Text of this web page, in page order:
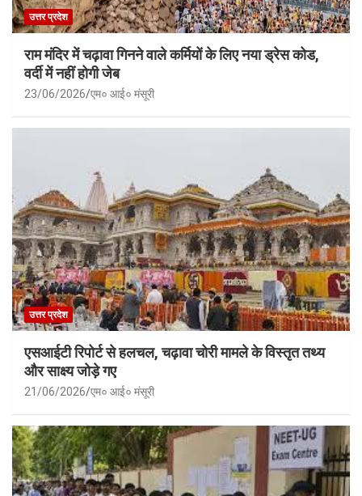
उत्तर प्रदेश
राम मंदिर में चढ़ावा गिनने वाले कर्मियों के लिए नया ड्रेस कोड,
वर्दी में नहीं होगी जेब
23/06/2026 एम० आई० मंसूरी
उत्तर प्रदेश
एसआईटी रिपोर्ट से हलचल, चढ़ावा चोरी मामले के विस्तृत तथ्य
और साक्ष्य जोड़े गए
21/06/2026 एम० आई० मंसूरी